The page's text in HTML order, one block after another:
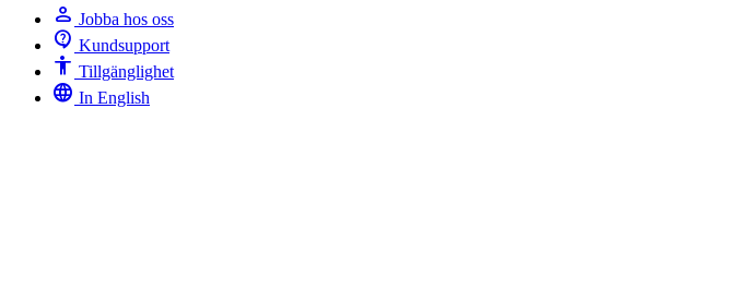
person Jobba hos oss
contact_support Kundsupport
Accessibility Tillgänglighet
language In English